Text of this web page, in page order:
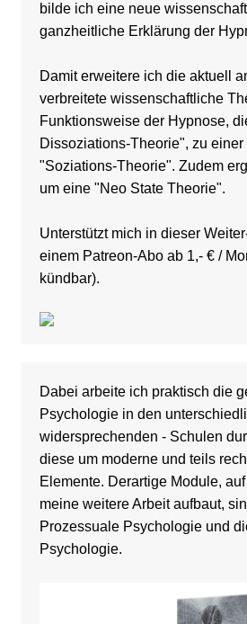
bilde ich eine neue
ganzheitliche Erklärung der
Damit erweitere ich die aktuell
verbreitete wissenschaftliche
Funktionsweise der Hypnose,
Dissoziations-Theorie", zu
"Soziations-Theorie". Zudem
um eine "Neo State Theorie".
Unterstützt mich in dieser
einem Patreon-Abo ab 1,- € /
kündbar).
Dabei arbeite ich praktisch die
Psychologie in den
widersprechenden - Schulen
diese um moderne und teils
Elemente. Derartige Module,
meine weitere Arbeit aufbaut,
Prozessuale Psychologie und
Psychologie.